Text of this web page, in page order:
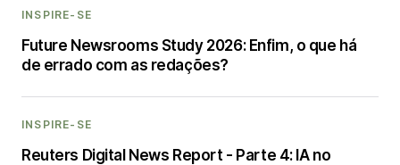
INSPIRE-SE
Future Newsrooms Study 2026: Enfim, o que há
de errado com as redações?
INSPIRE-SE
Reuters Digital News Report - Parte 4: IA no